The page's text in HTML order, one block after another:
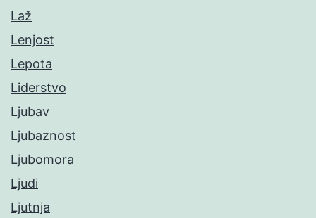
Laž
Lenjost
Lepota
Liderstvo
Ljubav
Ljubaznost
Ljubomora
Ljudi
Ljutnja